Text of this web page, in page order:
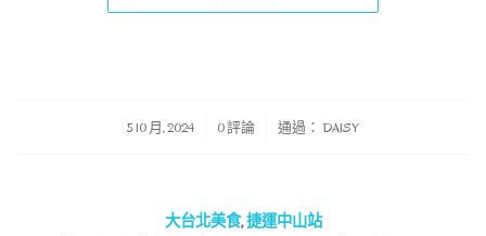
5 10 月, 2024
/ 0 評論 通過： DAISY
大台北美食,捷運中山站